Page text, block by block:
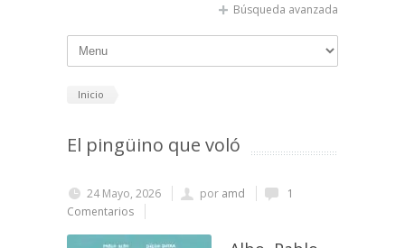
Búsqueda avanzada
Inicio
El pingüino que voló
24 Mayo, 2026 por amd
1
Comentarios